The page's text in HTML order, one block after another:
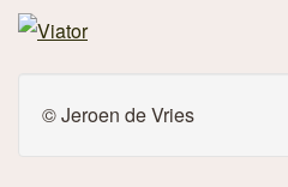
© Jeroen de Vries